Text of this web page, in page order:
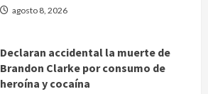
agosto 8, 2026
Declaran accidental la muerte de
Brandon Clarke por consumo de
heroína y cocaína